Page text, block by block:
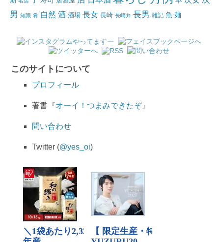
男 知識 肴 自然 酒 酒場 長女 長崎 長崎弁 長男 雑記 魚 麺
このサイトについて
プロフィール
著書『オーイ！つまみできたぞ』
問い合わせ
Twitter (@yes_oi)